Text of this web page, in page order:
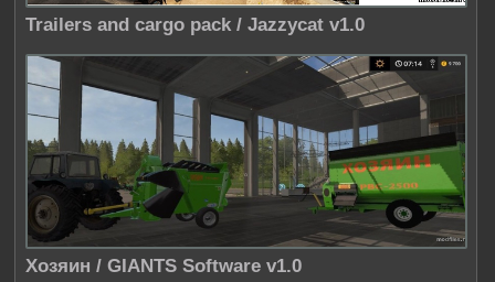
Trailers and cargo pack / Jazzycat v1.0
Хозяин / GIANTS Software v1.0